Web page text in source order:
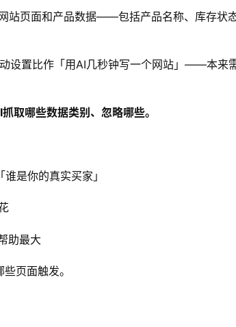
站页面和产品数据——包括产品名称、库存状
设置比作「用AI几秒钟写一个网站」——本来
取哪些数据类别、忽略哪些。
是你的真实买家」
助最大
页面触发。